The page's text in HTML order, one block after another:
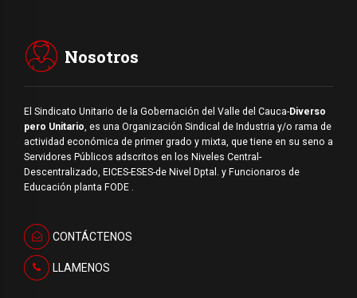
Nosotros
El Sindicato Unitario de la Gobernación del Valle del Cauca-Diverso
pero Unitario, es una Organización Sindical de Industria y/o rama de
actividad económica de primer grado y mixta, que tiene en su seno a
Servidores Públicos adscritos en los Niveles Central-
Descentralizado, EICES-ESES-de Nivel Dptal. y Funcionaros de
Educación planta FODE .
CONTÁCTENOS
LLAMENOS